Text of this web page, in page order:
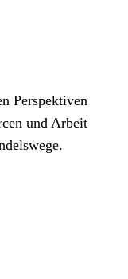
Perspektiven
und Arbeit